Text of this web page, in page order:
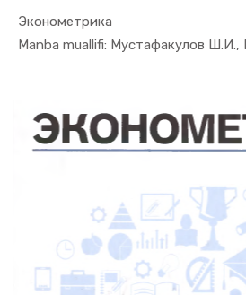
Эконометрика
Manba muallifi: Мустафакулов Ш.И.,
In